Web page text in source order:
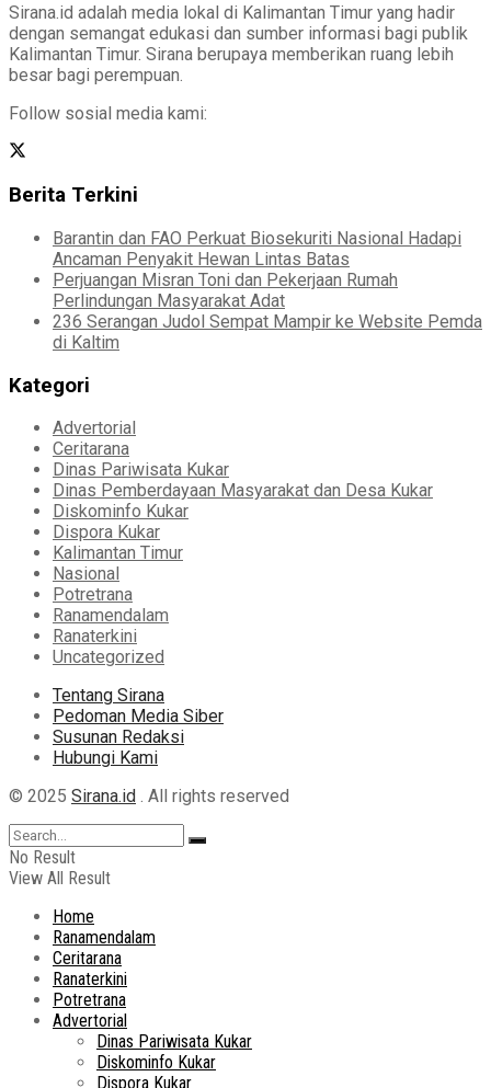
Sirana.id adalah media lokal di Kalimantan Timur yang hadir
dengan semangat edukasi dan sumber informasi bagi publik
Kalimantan Timur. Sirana berupaya memberikan ruang lebih
besar bagi perempuan.
Follow sosial media kami:
Berita Terkini
Barantin dan FAO Perkuat Biosekuriti Nasional Hadapi
Ancaman Penyakit Hewan Lintas Batas
Perjuangan Misran Toni dan Pekerjaan Rumah
Perlindungan Masyarakat Adat
236 Serangan Judol Sempat Mampir ke Website Pemda
di Kaltim
Kategori
Advertorial
Ceritarana
Dinas Pariwisata Kukar
Dinas Pemberdayaan Masyarakat dan Desa Kukar
Diskominfo Kukar
Dispora Kukar
Kalimantan Timur
Nasional
Potretrana
Ranamendalam
Ranaterkini
Uncategorized
Tentang Sirana
Pedoman Media Siber
Susunan Redaksi
Hubungi Kami
© 2025 Sirana.id . All rights reserved
No Result
View All Result
Home
Ranamendalam
Ceritarana
Ranaterkini
Potretrana
Advertorial
Dinas Pariwisata Kukar
Diskominfo Kukar
Dispora Kukar